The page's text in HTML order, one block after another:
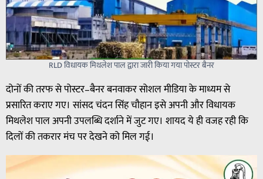
RLD विधायक मिथलेश पाल द्वारा जारी किया गया पोस्टर बैनर
दोनों की तरफ से पोस्टर–बैनर बनवाकर सोशल मीडिया के माध्यम से
प्रसारित कराए गए। सांसद चंदन सिंह चौहान इसे अपनी और विधायक
मिथलेश पाल अपनी उपलब्धि दर्शाने में जुट गए। शायद ये ही वजह रही कि
दिलों की तकरार मंच पर देखने को मिल गई।